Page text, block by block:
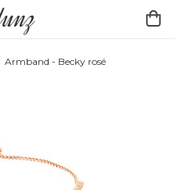
Armband - Becky rosé